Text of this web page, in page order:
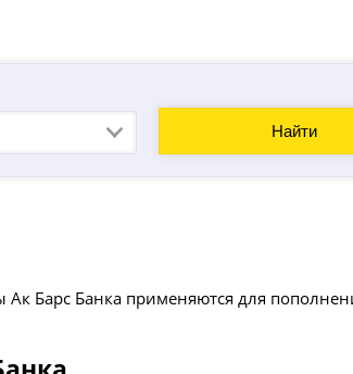
Найти
Барс Банка применяются для